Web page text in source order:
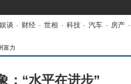
娱谈 - 财经 - 世相 - 科技 - 汽车 - 房产 -
富力
：“水平在进步”